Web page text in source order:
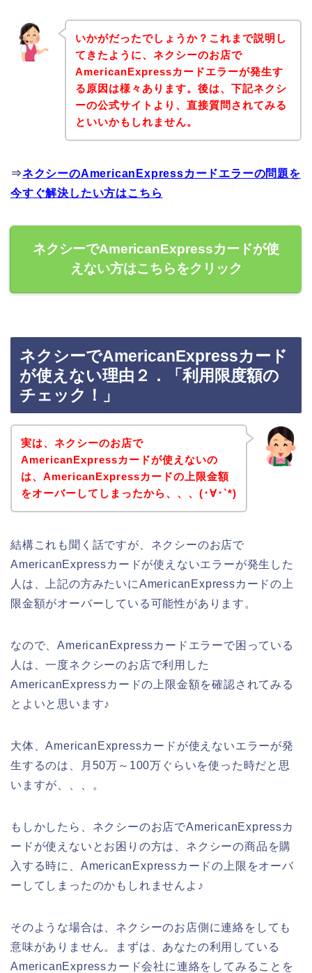
いかがだったでしょうか？これまで説明し
てきたように、ネクシーのお店で
AmericanExpressカードエラーが発生す
る原因は様々あります。後は、下記ネクシ
ーの公式サイトより、直接質問されてみる
といいかもしれません。
⇒ネクシーのAmericanExpressカードエラーの問題を
今すぐ解決したい方はこちら
ネクシーでAmericanExpressカードが使
えない方はこちらをクリック
ネクシーでAmericanExpressカード
が使えない理由２．「利用限度額の
チェック！」
実は、ネクシーのお店で
AmericanExpressカードが使えないの
は、AmericanExpressカードの上限金額
をオーバーしてしまったから、、、(･∀･`*)
結構これも聞く話ですが、ネクシーのお店で
AmericanExpressカードが使えないエラーが発生した
人は、上記の方みたいにAmericanExpressカードの上
限金額がオーバーしている可能性があります。
なので、AmericanExpressカードエラーで困っている
人は、一度ネクシーのお店で利用した
AmericanExpressカードの上限金額を確認されてみる
とよいと思います♪
大体、AmericanExpressカードが使えないエラーが発
生するのは、月50万～100万ぐらいを使った時だと思
いますが、、、。
もしかしたら、ネクシーのお店でAmericanExpressカ
ードが使えないとお困りの方は、ネクシーの商品を購
入する時に、AmericanExpressカードの上限をオーバ
ーしてしまったのかもしれませんよ♪
そのような場合は、ネクシーのお店側に連絡をしても
意味がありません。まずは、あなたの利用している
AmericanExpressカード会社に連絡をしてみることを